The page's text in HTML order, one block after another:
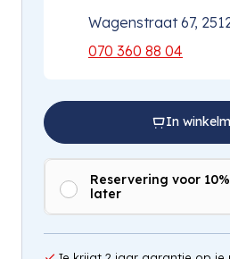
Wagenstraat 67,
070 360 88 04
In
Reservering voor
later